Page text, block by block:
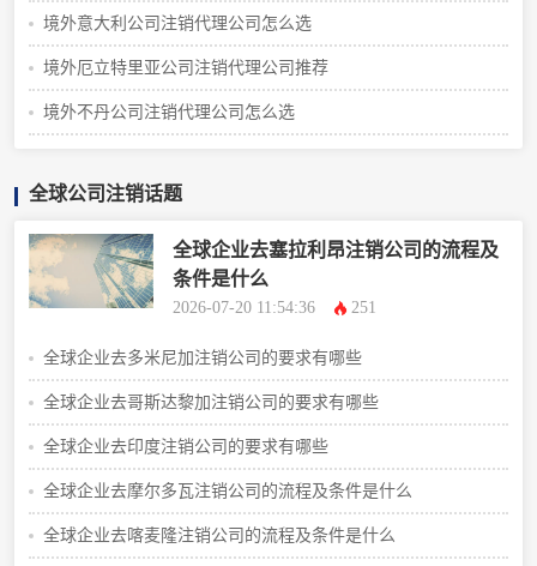
境外意大利公司注销代理公司怎么选
境外厄立特里亚公司注销代理公司推荐
境外不丹公司注销代理公司怎么选
全球公司注销话题
全球企业去塞拉利昂注销公司的流程及
条件是什么
2026-07-20 11:54:36 251
全球企业去多米尼加注销公司的要求有哪些
全球企业去哥斯达黎加注销公司的要求有哪些
全球企业去印度注销公司的要求有哪些
全球企业去摩尔多瓦注销公司的流程及条件是什么
全球企业去喀麦隆注销公司的流程及条件是什么